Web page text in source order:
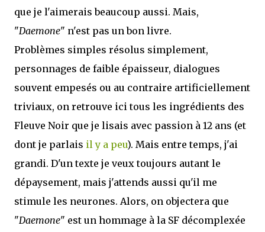
que je l'aimerais beaucoup aussi. Mais,
"Daemone" n'est pas un bon livre.
Problèmes simples résolus simplement,
personnages de faible épaisseur, dialogues
souvent empesés ou au contraire artificiellement
triviaux, on retrouve ici tous les ingrédients des
Fleuve Noir que je lisais avec passion à 12 ans (et
dont je parlais il y a peu). Mais entre temps, j'ai
grandi. D'un texte je veux toujours autant le
dépaysement, mais j'attends aussi qu'il me
stimule les neurones. Alors, on objectera que
"Daemone" est un hommage à la SF décomplexée